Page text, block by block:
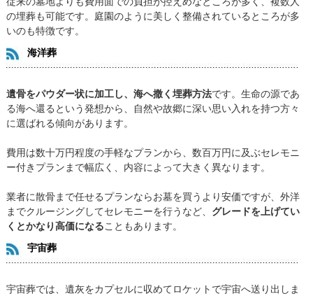
の埋葬も可能です。庭園のように美しく整備されているところが多
いのも特徴です。
海洋葬
遺骨をパウダー状に加工し、海へ撒く埋葬方法です。生命の源であ
る海へ還るという発想から、自然や故郷に深い思い入れを持つ方々
に選ばれる傾向があります。
費用は数十万円程度の手軽なプランから、数百万円に及ぶセレモニ
ー付きプランまで幅広く、内容によって大きく異なります。
業者に散骨まで任せるプランならお墓を買うより安価ですが、外洋
までクルージングしてセレモニーを行うなど、 グレードを上げてい
くとかなり高価になることもあります。
宇宙葬
宇宙葬では、遺灰をカプセルに収めてロケットで宇宙へ送り出しま